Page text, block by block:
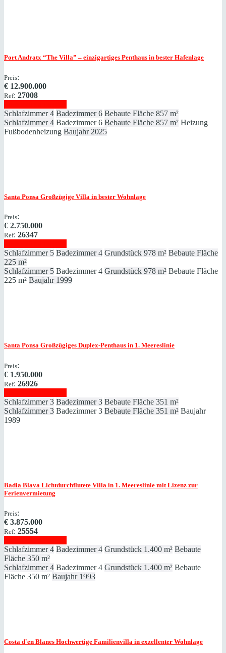
Port Andratx “The Villa” – einzigartiges Penthaus in bester Hafenlage
Preis:
€ 12.900.000
Ref: 27008
Schlafzimmer 4 Badezimmer 6 Bebaute Fläche 857 m²
Schlafzimmer 4 Badezimmer 6 Bebaute Fläche 857 m² Heizung
Fußbodenheizung Baujahr 2025
Santa Ponsa Großzügige Villa in bester Wohnlage
Preis:
€ 2.750.000
Ref: 26347
Schlafzimmer 5 Badezimmer 4 Grundstück 978 m² Bebaute Fläche
225 m²
Schlafzimmer 5 Badezimmer 4 Grundstück 978 m² Bebaute Fläche
225 m² Baujahr 1999
Santa Ponsa Großzügiges Duplex-Penthaus in 1. Meereslinie
Preis:
€ 1.950.000
Ref: 26926
Schlafzimmer 3 Badezimmer 3 Bebaute Fläche 351 m²
Schlafzimmer 3 Badezimmer 3 Bebaute Fläche 351 m² Baujahr
1989
Badia Blava Lichtdurchflutete Villa in 1. Meereslinie mit Lizenz zur
Ferienvermietung
Preis:
€ 3.875.000
Ref: 25554
Schlafzimmer 4 Badezimmer 4 Grundstück 1.400 m² Bebaute
Fläche 350 m²
Schlafzimmer 4 Badezimmer 4 Grundstück 1.400 m² Bebaute
Fläche 350 m² Baujahr 1993
Costa d`en Blanes Hochwertige Familienvilla in exzellenter Wohnlage